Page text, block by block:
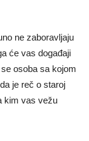
ne zaboravljaju
će vas događaji
osoba sa kojom
je reč o staroj
kim vas vežu